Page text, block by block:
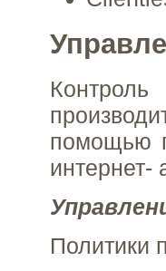
помощью
интернет-
Политики